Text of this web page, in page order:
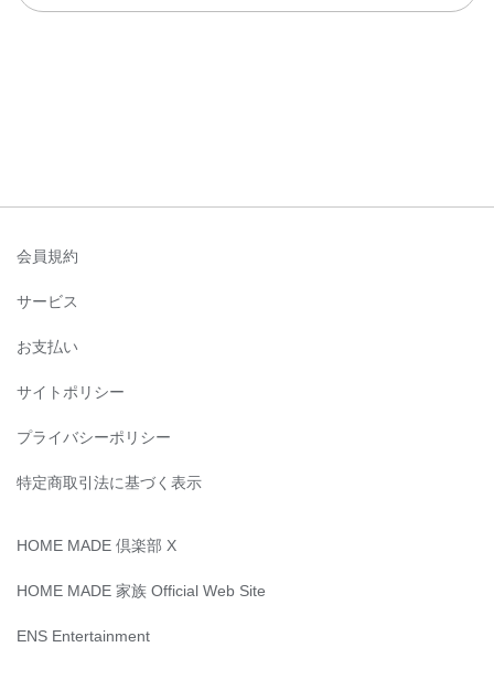
会員規約
サービス
お支払い
サイトポリシー
プライバシーポリシー
特定商取引法に基づく表示
HOME MADE 倶楽部 X
HOME MADE 家族 Official Web Site
ENS Entertainment